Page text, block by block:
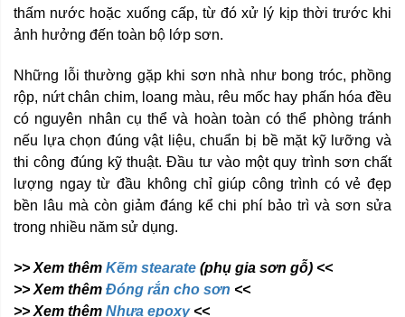
thấm nước hoặc xuống cấp, từ đó xử lý kịp thời trước khi
ảnh hưởng đến toàn bộ lớp sơn.
Những lỗi thường gặp khi sơn nhà như bong tróc, phồng
rộp, nứt chân chim, loang màu, rêu mốc hay phấn hóa đều
có nguyên nhân cụ thể và hoàn toàn có thể phòng tránh
nếu lựa chọn đúng vật liệu, chuẩn bị bề mặt kỹ lưỡng và
thi công đúng kỹ thuật. Đầu tư vào một quy trình sơn chất
lượng ngay từ đầu không chỉ giúp công trình có vẻ đẹp
bền lâu mà còn giảm đáng kể chi phí bảo trì và sơn sửa
trong nhiều năm sử dụng.
>> Xem thêm Kẽm stearate (phụ gia sơn gỗ) <<
>> Xem thêm Đóng rắn cho sơn <<
>> Xem thêm Nhựa epoxy<<